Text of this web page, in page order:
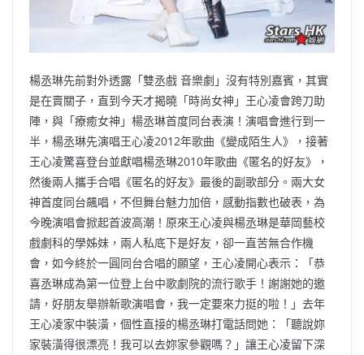
楊丞琳先前對外透露「雙丞戲 音樂劇」沒有特別嘉賓，其實
是在賣關子，直到今天才揭曉「時尚女神」王心凌會跨刀助
陣，與「療癒女神」楊丞琳首度同台表演！演唱會進行到一
半，楊丞琳先演唱王心凌2012年歌曲《變成陌生人》，接著
王心凌驚喜登台並獻唱楊丞琳2010年歌曲《匿名的好友》，
然後兩人攜手合唱《匿名的好友》最後的副歌部分。兩大女
神首度同台飆唱，不但舞台魅力加倍，感動指數也破表，為
今晚演唱會掀起首波高潮！原來王心凌與楊丞琳是華岡藝校
戲劇科的學姊妹，兩人私底下是好友，卻一直苦無合作機
會，如今終於一圓同台合唱的願望，王心凌開心表示：「恭
喜丞琳成為第一位登上台中歌劇院的流行歌手！謝謝她的邀
請，好朋友舉辦新歌演唱會，我一定要來力挺的啦！」去年
王心凌家中裝潢，個性直接的楊丞琳打電話問她：「聽說妳
家裝潢得很漂亮！我可以去妳家參觀嗎？」讓王心凌留下深